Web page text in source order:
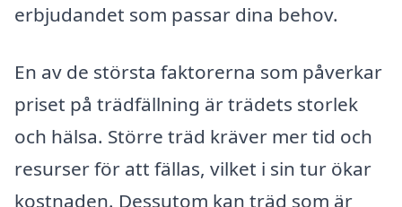
erbjudandet som passar dina behov.
En av de största faktorerna som påverkar
priset på trädfällning är trädets storlek
och hälsa. Större träd kräver mer tid och
resurser för att fällas, vilket i sin tur ökar
kostnaden. Dessutom kan träd som är